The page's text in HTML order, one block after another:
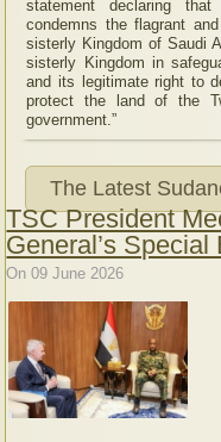
statement declaring
condemns the flagrant
sisterly Kingdom of Saudi
sisterly Kingdom in
and its legitimate right to
protect the land of the
government.”
The Latest
TSC President
General’s
On 09 June 2026